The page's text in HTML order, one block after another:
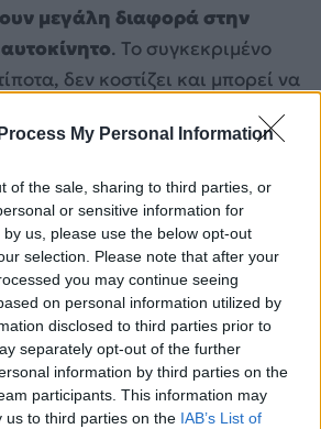
My Personal Information
of the sale, sharing to third parties, or
or sensitive information for
us, please use the below opt-out
selection. Please note that after your
you may continue seeing
on personal information utilized by
disclosed to third parties prior to
separately opt-out of the further
information by third parties on the
participants. This information may
us to third parties on the IAB’s List of
μεγάλη διαφορά στην
. Το συγκεκριμένο
δεν κοστίζει και μπορεί να
αρχική καυτή αίσθηση πριν
σου. Και παρότι δεν είναι
να κάνουν την εμπειρία της
λίγο πιο υποφερτή.
στις Ένοπλες Δυνάμεις –
που επιλέγουν εθελοντικά